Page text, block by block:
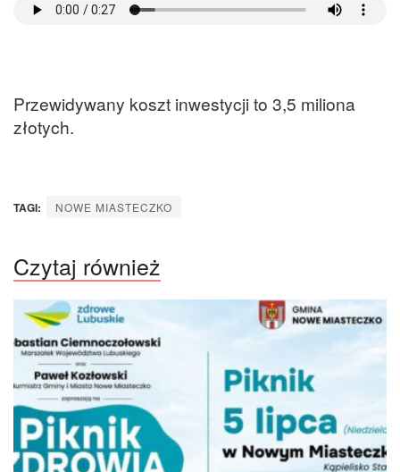
Przewidywany koszt inwestycji to 3,5 miliona
złotych.
TAGI: NOWE MIASTECZKO
Czytaj również